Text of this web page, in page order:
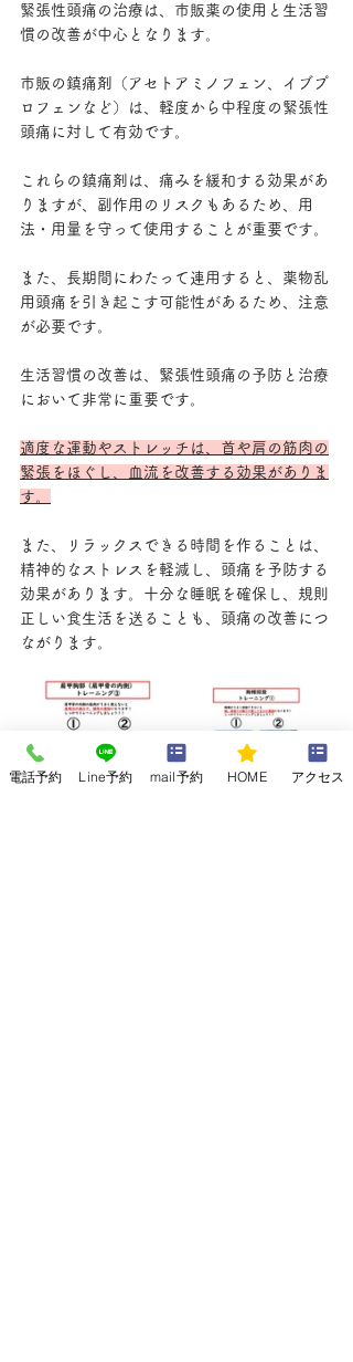
緊張性頭痛の治療は、市販薬の使用と生活習
慣の改善が中心となります。
市販の鎮痛剤（アセトアミノフェン、イブプ
ロフェンなど）は、軽度から中程度の緊張性
頭痛に対して有効です。
これらの鎮痛剤は、痛みを緩和する効果があ
りますが、副作用のリスクもあるため、用
法・用量を守って使用することが重要です。
また、長期間にわたって連用すると、薬物乱
用頭痛を引き起こす可能性があるため、注意
が必要です。
生活習慣の改善は、緊張性頭痛の予防と治療
において非常に重要です。
適度な運動やストレッチは、首や肩の筋肉の
緊張をほぐし、血流を改善する効果がありま
す。
また、リラックスできる時間を作ることは、
精神的なストレスを軽減し、頭痛を予防する
効果があります。十分な睡眠を確保し、規則
正しい食生活を送ることも、頭痛の改善につ
ながります。
電話予約 Line予約 mail予約 HOME アクセス